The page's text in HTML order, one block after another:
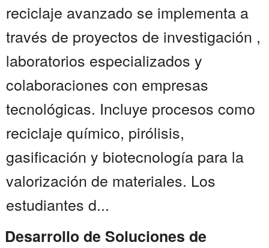
reciclaje avanzado se implementa a
través de proyectos de investigación ,
laboratorios especializados y
colaboraciones con empresas
tecnológicas. Incluye procesos como
reciclaje químico, pirólisis,
gasificación y biotecnología para la
valorización de materiales. Los
estudiantes d...
Desarrollo de Soluciones de